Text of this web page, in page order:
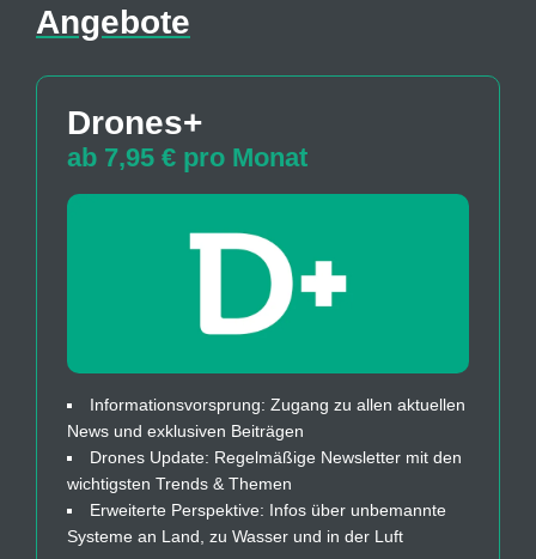
Angebote
Drones+
ab 7,95 € pro Monat
Informationsvorsprung: Zugang zu allen aktuellen
News und exklusiven Beiträgen
Drones Update: Regelmäßige Newsletter mit den
wichtigsten Trends & Themen
Erweiterte Perspektive: Infos über unbemannte
Systeme an Land, zu Wasser und in der Luft